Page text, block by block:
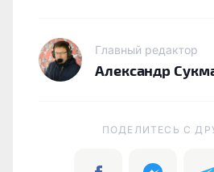
Главный редактор
Александр
ПОДЕЛИТЕСЬ C